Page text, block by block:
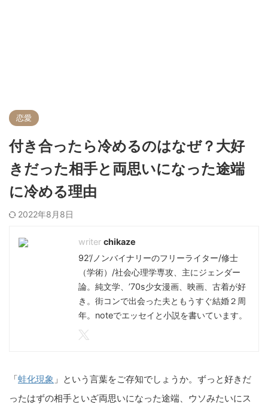
恋愛
付き合ったら冷めるのはなぜ？大好
きだった相手と両思いになった途端
に冷める理由
2022年8月8日
chikaze
92’/ノンバイナリーのフリーライター/修士
（学術）/社会心理学専攻、主にジェンダー
論。純文学、’70s少女漫画、映画、古着が好
き。街コンで出会った夫ともうすぐ結婚２周
年。noteでエッセイと小説を書いています。
「蛙化現象 」という言葉をご存知でしょうか。ずっと好きだ
ったはずの相手といざ両思いになった途端、ウソみたいにス